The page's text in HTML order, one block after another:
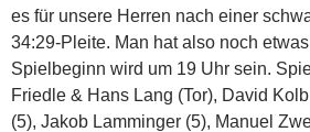
es für unsere Herren nach einer
34:29-Pleite. Man hat also noch
Spielbeginn wird um 19 Uhr sein.
Friedle & Hans Lang (Tor), David
(5), Jakob Lamminger (5), Manuel